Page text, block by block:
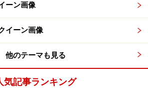
ーン画像
イーン画像
他のテーマも見る
気記事ランキング